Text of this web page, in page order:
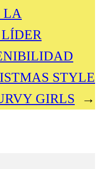
LA
STYLE
GIRLS
→